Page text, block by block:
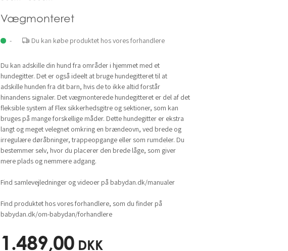
Vægmonteret
- Du kan købe produktet hos vores forhandlere
Du kan adskille din hund fra områder i hjemmet med et
hundegitter. Det er også ideelt at bruge hundegitteret til at
adskille hunden fra dit barn, hvis de to ikke altid forstår
hinandens signaler. Det vægmonterede hundegitteret er del af det
fleksible system af Flex sikkerhedsgitre og sektioner, som kan
bruges på mange forskellige måder. Dette hundegitter er ekstra
langt og meget velegnet omkring en brændeovn, ved brede og
irregulære døråbninger, trappeopgange eller som rumdeler. Du
bestemmer selv, hvor du placerer den brede låge, som giver
mere plads og nemmere adgang.
Find samlevejledninger og videoer på babydan.dk/manualer
Find produktet hos vores forhandlere, som du finder på
babydan.dk/om-babydan/forhandlere
1.489,00 DKK